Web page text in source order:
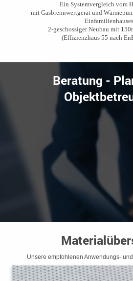
Ein Systemvergleich vom
mit Gasbrennwertgerät und
2-geschossiger Neubau mit
(Effizienzhaus 55 nach
Beratung -
Unsere empfohlenen Anwendungs-